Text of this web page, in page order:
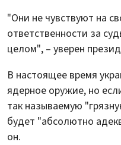
"Они не чувствуют на
ответственности за
целом", – уверен
В настоящее время
ядерное оружие, но
так называемую
будет "абсолютно
он.